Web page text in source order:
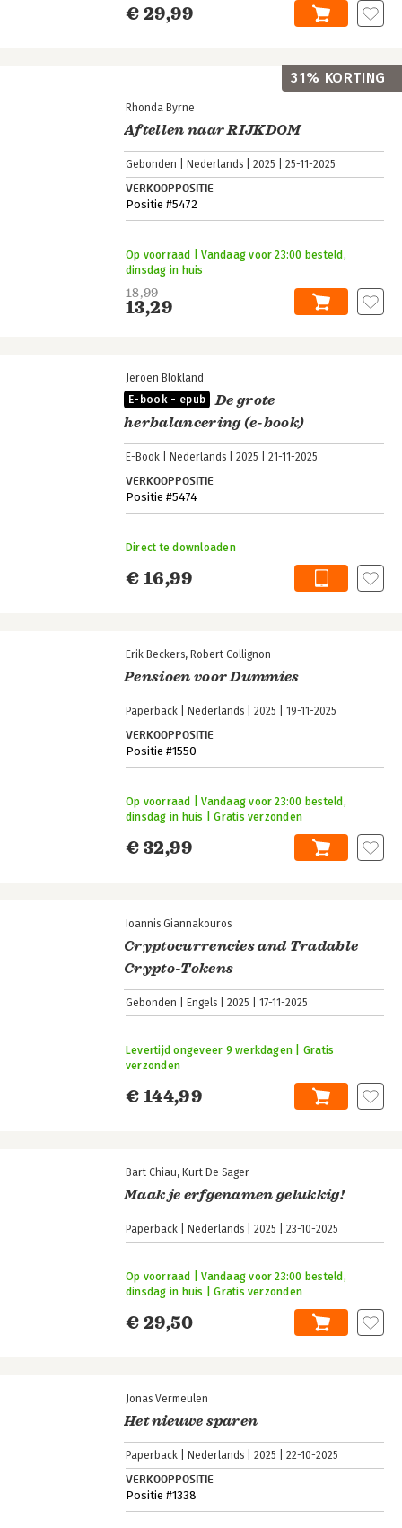
€ 29,99
Rhonda Byrne
Aftellen naar RIJKDOM
Gebonden Nederlands 2025 25-11-2025
VERKOOPPOSITIE
Positie #5472
18,99
13,29
Op voorraad | Vandaag voor 23:00 besteld,
dinsdag in huis
31% KORTING
Jeroen Blokland
E-book - epub
De grote
herbalancering (e-book)
E-Book Nederlands 2025 21-11-2025
VERKOOPPOSITIE
Positie #5474
€ 16,99
Direct te downloaden
Erik Beckers Robert Collignon
Pensioen voor Dummies
Paperback Nederlands 2025 19-11-2025
VERKOOPPOSITIE
Positie #1550
€ 32,99
Op voorraad | Vandaag voor 23:00 besteld,
dinsdag in huis | Gratis verzonden
Ioannis Giannakouros
Cryptocurrencies and Tradable
Crypto-Tokens
Gebonden Engels 2025 17-11-2025
€ 144,99
Levertijd ongeveer 9 werkdagen | Gratis
verzonden
Bart Chiau Kurt De Sager
Maak je erfgenamen gelukkig!
Paperback Nederlands 2025 23-10-2025
€ 29,50
Op voorraad | Vandaag voor 23:00 besteld,
dinsdag in huis | Gratis verzonden
Jonas Vermeulen
Het nieuwe sparen
Paperback Nederlands 2025 22-10-2025
VERKOOPPOSITIE
Positie #1338